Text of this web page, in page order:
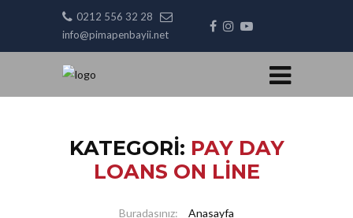
0212 556 32 28
info@pimapenbayii.net
KATEGORI: PAY DAY
LOANS ON LINE
Anasayfa